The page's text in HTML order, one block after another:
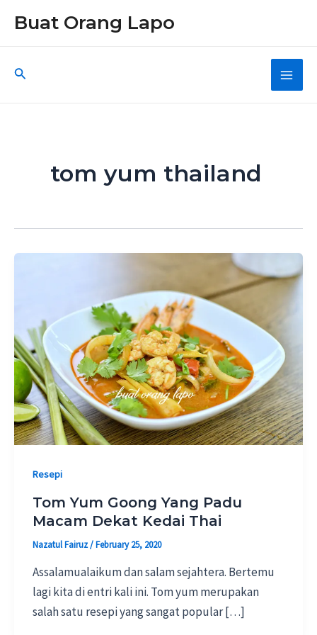
Buat Orang Lapo
Search
Main
tom yum thailand
Resepi
Tom Yum Goong Yang Padu
Macam Dekat Kedai Thai
Nazatul Fairuz/February 25, 2020
Assalamualaikum dan salam sejahtera. Bertemu
lagi kita di entri kali ini. Tom yum merupakan
salah satu resepi yang sangat popular […]